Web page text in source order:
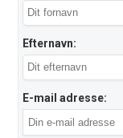
Efternavn:
E-mail adresse: